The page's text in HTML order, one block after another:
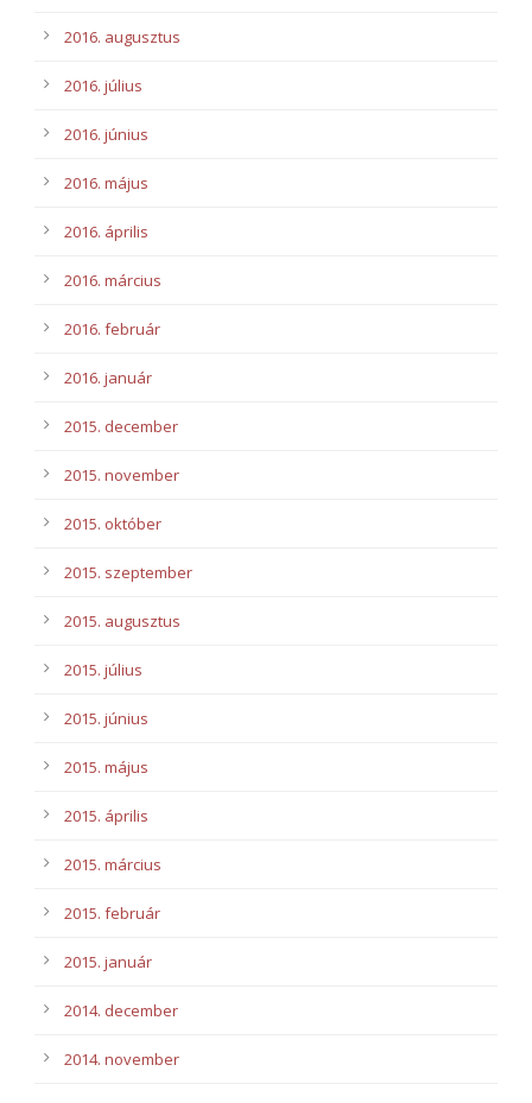
2016. augusztus
2016. július
2016. június
2016. május
2016. április
2016. március
2016. február
2016. január
2015. december
2015. november
2015. október
2015. szeptember
2015. augusztus
2015. július
2015. június
2015. május
2015. április
2015. március
2015. február
2015. január
2014. december
2014. november